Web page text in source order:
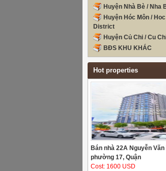
Huyện Nhà Bè / Nha
Huyện Hóc Môn /
District
Huyện Củ Chi / Cu
BĐS KHU KHÁC
Hot properties
Bán nhà 22A Nguyễn Văn
phường 17, Quận
Cost: 1600 USD